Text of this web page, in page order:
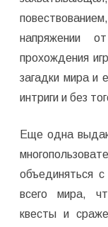
напряжении
прохождения
загадки мира и
интриги и без
Еще одна
объединяться
всего мира,
квесты и